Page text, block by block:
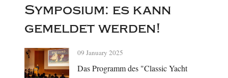
Symposium: es kann
gemeldet werden!
09 January 2025
Das Programm des "Classic Yacht